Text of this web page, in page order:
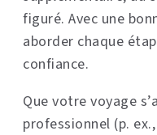
figuré. Avec une
aborder chaque
confiance.
Que votre voyage
professionnel (p.